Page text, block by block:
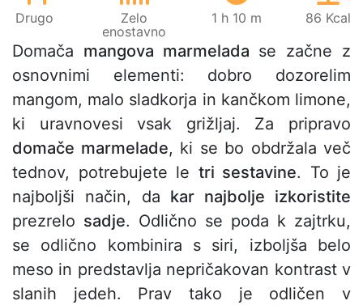
Drugo
Zelo
enostavno
1 h 10 m 86 Kcal
Domača mangova marmelada se začne z
osnovnimi elementi: dobro dozorelim
mangom, malo sladkorja in kančkom limone,
ki uravnovesi vsak grižljaj. Za pripravo
domače marmelade, ki se bo obdržala več
tednov, potrebujete le tri sestavine. To je
najboljši način, da kar najbolje izkoristite
prezrelo sadje. Odlično se poda k zajtrku,
se odlično kombinira s siri, izboljša belo
meso in predstavlja nepričakovan kontrast v
slanih jedeh. Prav tako je odličen v